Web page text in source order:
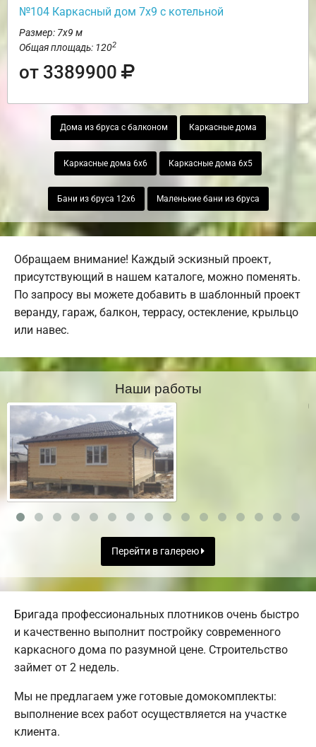
№104 Каркасный дом 7х9 с котельной
Размер: 7х9 м
Общая площадь: 1202
от 3389900
Дома из бруса с балконом Каркасные дома
Каркасные дома 6х6 Каркасные дома 6х5
Бани из бруса 12х6 Маленькие бани из бруса
Обращаем внимание! Каждый эскизный проект,
присутствующий в нашем каталоге, можно поменять.
По запросу вы можете добавить в шаблонный проект
веранду, гараж, балкон, террасу, остекление, крыльцо
или навес.
Наши работы
Перейти в галерею
Бригада профессиональных плотников очень быстро
и качественно выполнит постройку современного
каркасного дома по разумной цене. Строительство
займет от 2 недель.
Мы не предлагаем уже готовые домокомплекты:
выполнение всех работ осуществляется на участке
клиента.